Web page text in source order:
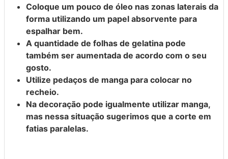
Coloque um pouco de óleo nas zonas laterais da
forma utilizando um papel absorvente para
espalhar bem.
A quantidade de folhas de gelatina pode
também ser aumentada de acordo com o seu
gosto.
Utilize pedaços de manga para colocar no
recheio.
Na decoração pode igualmente utilizar manga,
mas nessa situação sugerimos que a corte em
fatias paralelas.